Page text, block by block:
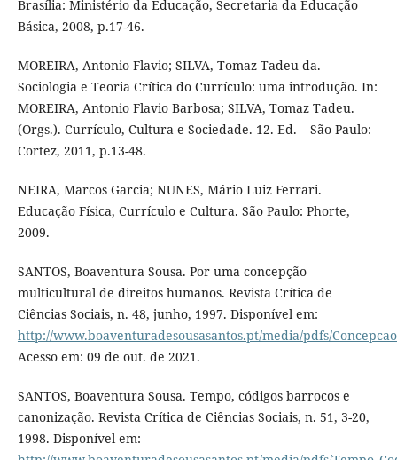
Brasília: Ministério da Educação, Secretaria da Educação
Básica, 2008, p.17-46.
MOREIRA, Antonio Flavio; SILVA, Tomaz Tadeu da.
Sociologia e Teoria Crítica do Currículo: uma introdução. In:
MOREIRA, Antonio Flavio Barbosa; SILVA, Tomaz Tadeu.
(Orgs.). Currículo, Cultura e Sociedade. 12. Ed. – São Paulo:
Cortez, 2011, p.13-48.
NEIRA, Marcos Garcia; NUNES, Mário Luiz Ferrari.
Educação Física, Currículo e Cultura. São Paulo: Phorte,
2009.
SANTOS, Boaventura Sousa. Por uma concepção
multicultural de direitos humanos. Revista Crítica de
Ciências Sociais, n. 48, junho, 1997. Disponível em:
http://www.boaventuradesousasantos.pt/media/pdfs/
Acesso em: 09 de out. de 2021.
SANTOS, Boaventura Sousa. Tempo, códigos barrocos e
canonização. Revista Crítica de Ciências Sociais, n. 51, 3-20,
1998. Disponível em: